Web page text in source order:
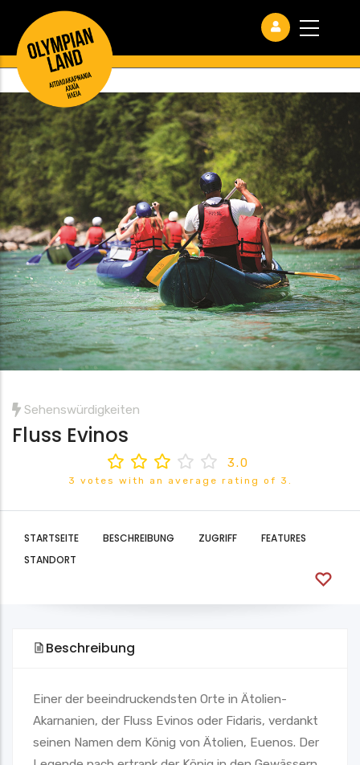
Sehenswürdigkeiten
Fluss Evinos
3.0
3 votes with an average rating of 3.
STARTSEITE BESCHREIBUNG ZUGRIFF
FEATURES
STANDORT
Beschreibung
Einer der beeindruckendsten Orte in Ätolien-
Akarnanien, der Fluss Evinos oder Fidaris, verdankt
seinen Namen dem König von Ätolien, Euenos. Der